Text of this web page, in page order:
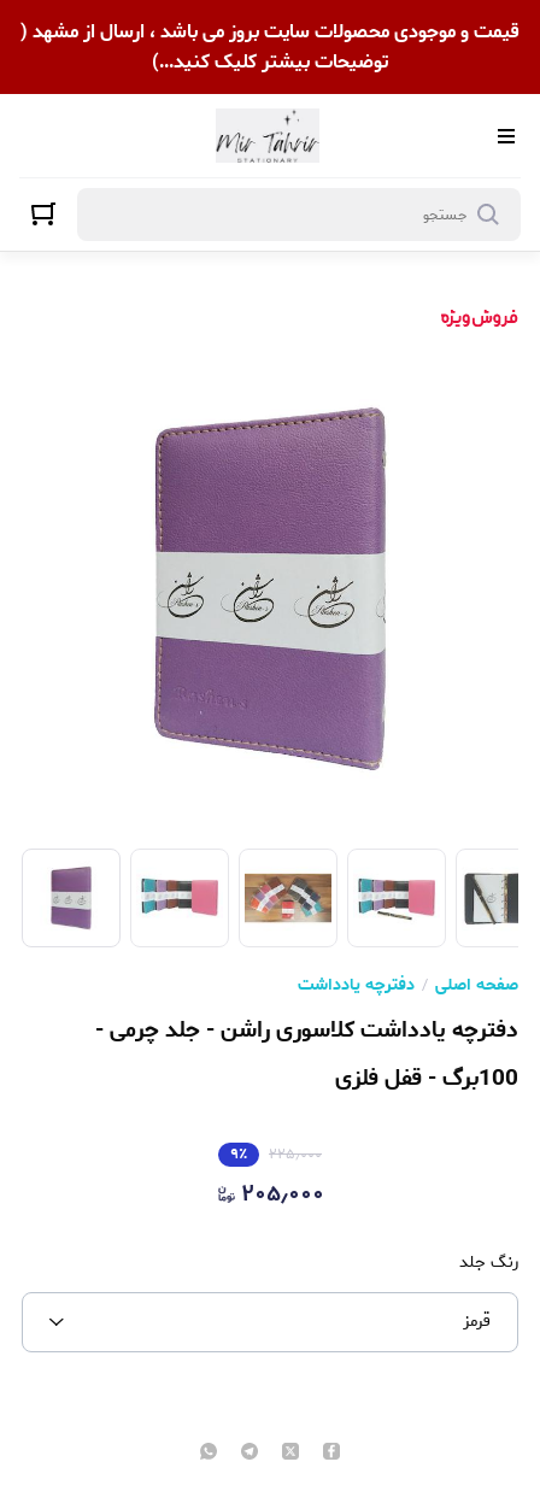
قیمت و موجودی محصولات سایت بروز می باشد ، ارسال از مشهد (
توضیحات بیشتر کلیک کنید...)
صفحه اصلی دفترچه یادداشت
دفترچه یادداشت کلاسوری راشن - جلد چرمی -
100برگ - قفل فلزی
۲۲۵٫۰۰۰ ۹٪
۲۰۵٫۰۰۰
رنگ جلد
قرمز